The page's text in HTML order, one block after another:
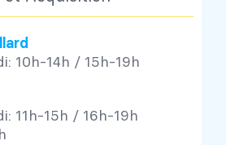
10h-14h / 15h-19h
11h-15h / 16h-19h